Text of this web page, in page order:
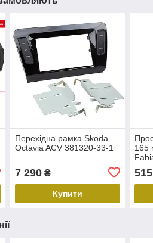
Перехідна рамка Skoda
Octavia ACV 381320-33-1
7 290₴
Купити
165
515